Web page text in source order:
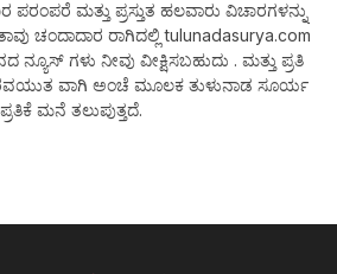
ಮತ್ತು ಪ್ರಸ್ತುತ ಹಲವಾರು ವಿಚಾರಗಳನ್ನು
ಚಂದಾದಾರ ರಾಗಿದಲ್ಲಿ tulunadasurya.com
ನ್ಯೂಸ್ ಗಳು ನೀವು ವೀಕ್ಷಿಸಬಹುದು . ಮತ್ತು ಪ್ರತಿ
ವಾಗಿ ಅಂಚೆ ಮೂಲಕ ತುಳುನಾಡ ಸೂರ್ಯ
ಪ್ರತಿಕೆ ಮನೆ ತಲುಪುತ್ತದೆ.